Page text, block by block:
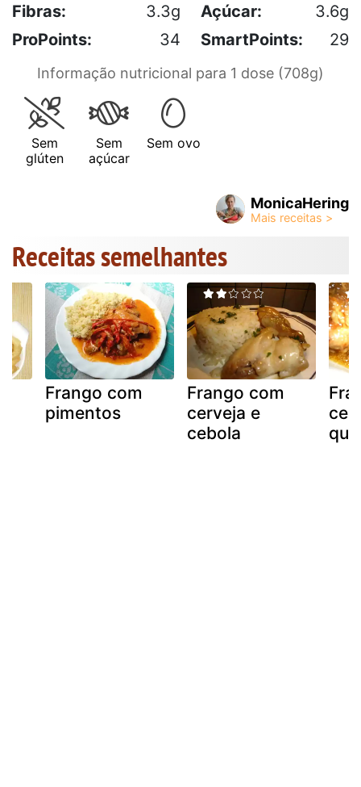
Fibras:
3.3g Açúcar:
3.6g
ProPoints:
34 SmartPoints: 29
Informação nutricional para 1 dose (708g)
Sem
glúten
Sem
açúcar
Sem ovo
MonicaHering
Receitas semelhantes
Frango com
pimentos
Frango com
cerveja e
cebola